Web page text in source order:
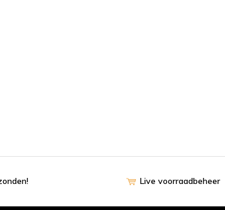
Live voorraadbeheer